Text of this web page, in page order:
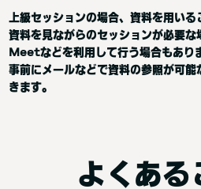
上級セッションの場合、資料を用いる
資料を見ながらのセッションが必要
Meetなどを利用して行う場合もあり
事前にメールなどで資料の参照が可
きます。
よくある